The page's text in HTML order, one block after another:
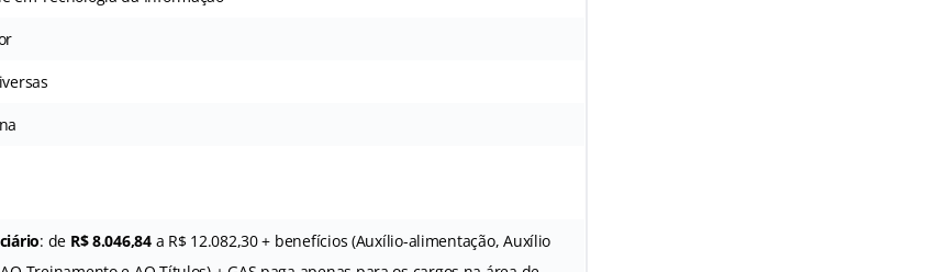
: de R$ 8.046,84a R$ 12.082,30 + benefícios (Auxílio-alimentação, Auxílio